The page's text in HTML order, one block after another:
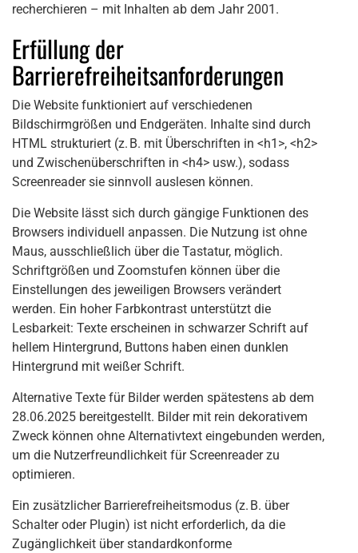
recherchieren – mit Inhalten ab dem Jahr 2001.
Erfüllung der
Barrierefreiheitsanforderungen
Die Website funktioniert auf verschiedenen
Bildschirmgrößen und Endgeräten. Inhalte sind durch
HTML strukturiert (z. B. mit Überschriften in <h1>, <h2>
und Zwischenüberschriften in <h4> usw.), sodass
Screenreader sie sinnvoll auslesen können.
Die Website lässt sich durch gängige Funktionen des
Browsers individuell anpassen. Die Nutzung ist ohne
Maus, ausschließlich über die Tastatur, möglich.
Schriftgrößen und Zoomstufen können über die
Einstellungen des jeweiligen Browsers verändert
werden. Ein hoher Farbkontrast unterstützt die
Lesbarkeit: Texte erscheinen in schwarzer Schrift auf
hellem Hintergrund, Buttons haben einen dunklen
Hintergrund mit weißer Schrift.
Alternative Texte für Bilder werden spätestens ab dem
28.06.2025 bereitgestellt. Bilder mit rein dekorativem
Zweck können ohne Alternativtext eingebunden werden,
um die Nutzerfreundlichkeit für Screenreader zu
optimieren.
Ein zusätzlicher Barrierefreiheitsmodus (z. B. über
Schalter oder Plugin) ist nicht erforderlich, da die
Zugänglichkeit über standardkonforme